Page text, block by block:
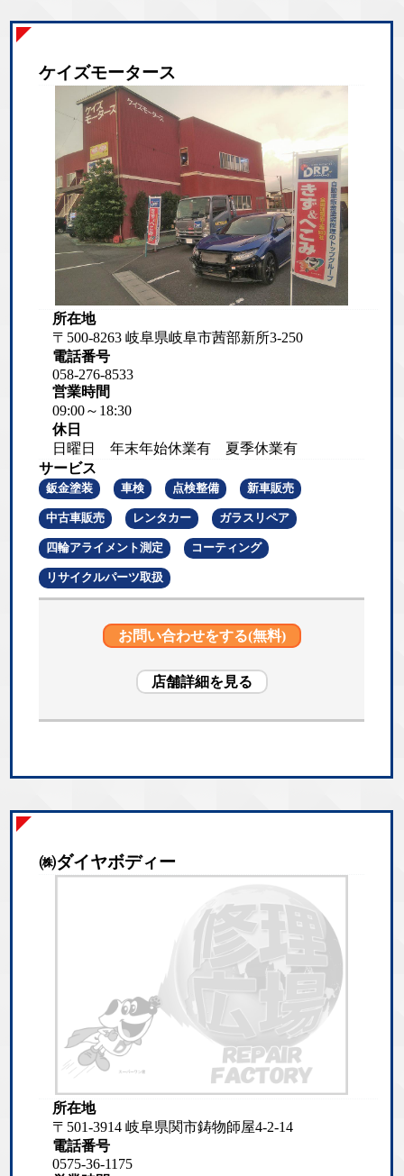
ケイズモータース
所在地
〒500-8263 岐阜県岐阜市茜部新所3-250
電話番号
058-276-8533
営業時間
09:00～18:30
休日
日曜日 年末年始休業有 夏季休業有
サービス
鈑金塗装 車検 点検整備 新車販売
中古車販売 レンタカー ガラスリペア
四輪アライメント測定 コーティング
リサイクルパーツ取扱
お問い合わせをする(無料)
店舗詳細を見る
㈱ダイヤボディー
所在地
〒501-3914 岐阜県関市鋳物師屋4-2-14
電話番号
0575-36-1175